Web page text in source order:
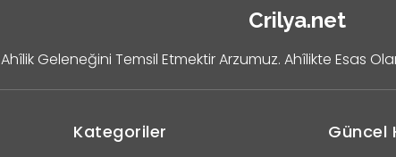
Crilya.net
Ahîlik Geleneğini Temsil Etmektir Arzumuz. Ahîlikte Esas
Kategoriler Güncel